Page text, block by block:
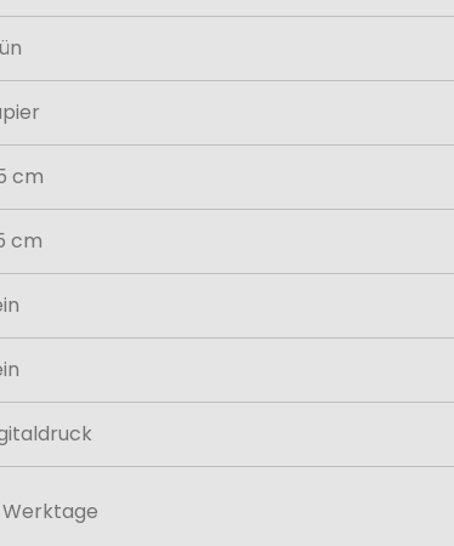
cm
cm
Werktage